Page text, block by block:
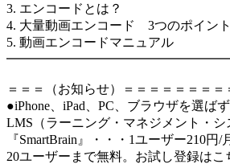
3. エンコードとは？
4. 大量動画エンコード 3つのポイント
5. 動画エンコードマニュアル
＝＝＝（お知らせ）＝＝＝＝＝＝＝
●iPhone、iPad、PC、ブラウザを選ば
LMS（ラーニング・マネジメント・シ
『SmartBrain』・・・1ユーザー210円/
20ユーザーまで無料。お試し登録はこ